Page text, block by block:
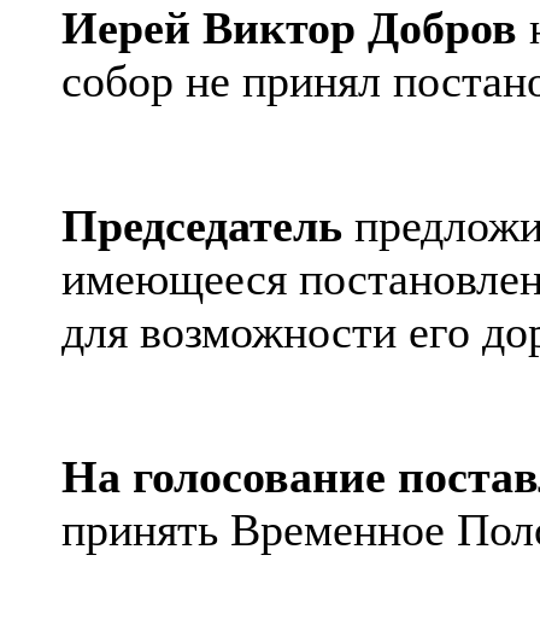
Иерей Виктор Добров
собор не принял
Председатель
имеющееся
для возможности его
На голосование
принять Временное